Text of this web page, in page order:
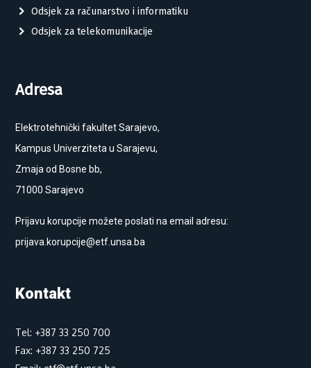
Odsjek za računarstvo i informatiku
Odsjek za telekomunikacije
Adresa
Elektrotehnički fakultet Sarajevo,
Kampus Univerziteta u Sarajevu,
Zmaja od Bosne bb,
71000 Sarajevo
Prijavu korupcije možete poslati na email adresu:
prijava.korupcije@etf.unsa.ba
Kontakt
Tel: +387 33 250 700
Fax: +387 33 250 725